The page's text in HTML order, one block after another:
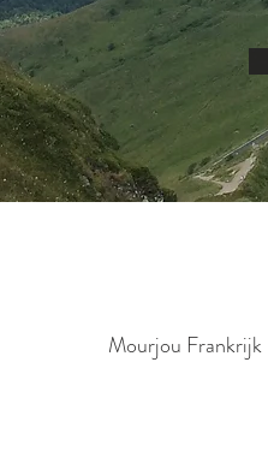
Mourjou Frankrijk